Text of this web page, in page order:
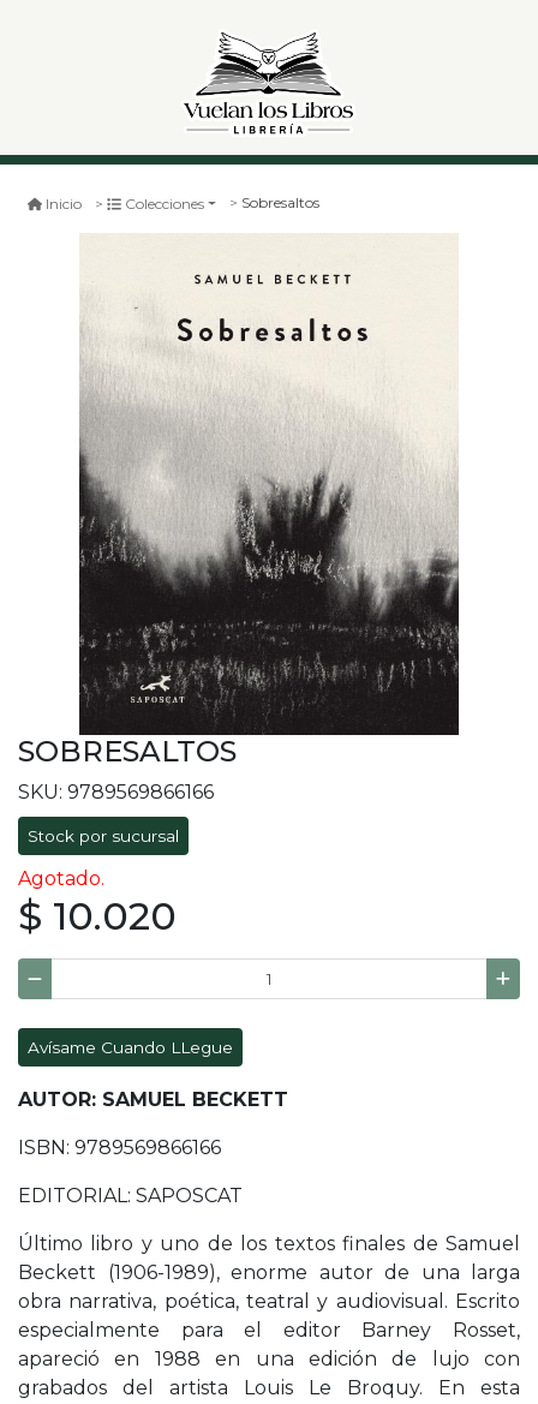
Inicio Colecciones Sobresaltos
SOBRESALTOS
SKU: 9789569866166
Stock por sucursal
Agotado.
$ 10.020
Avísame Cuando LLegue
AUTOR: SAMUEL BECKETT
ISBN: 9789569866166
EDITORIAL: SAPOSCAT
Último libro y uno de los textos finales de Samuel
Beckett (1906-1989), enorme autor de una larga
obra narrativa, poética, teatral y audiovisual. Escrito
especialmente para el editor Barney Rosset,
apareció en 1988 en una edición de lujo con
grabados del artista Louis Le Broquy. En esta